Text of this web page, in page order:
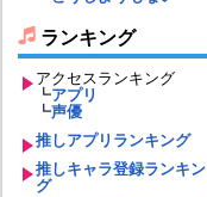
ランキング
アクセスランキング
┗アプリ
┗声優
推しアプリランキング
推しキャラ登録ランキン
グ